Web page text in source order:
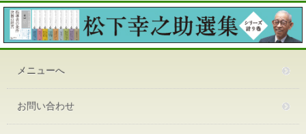
メニューへ
お問い合わせ